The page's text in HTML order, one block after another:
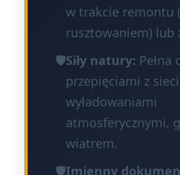
w trakcie remontu
rusztowaniem) lub
🛡️Siły natury: Pełna
przepięciami z
wyładowaniami
atmosferycznymi,
wiatrem.
🛡️Imienny